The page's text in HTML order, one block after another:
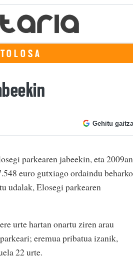
TOLOSA
Gehitu
parkearen jabeekin, eta 2009an
euro gutxiago ordaindu beharko
udalak, Elosegi parkearen
urte hartan onartu ziren arau
eremua pribatua izanik,
22 urte.